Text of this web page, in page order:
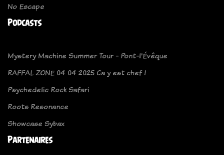
No Escape
Podcasts
Mystery Machine Summer Tour - Pont-l'Évêque
RAFFAL ZONE 04 04 2025 Ca y est chef !
Psychedelic Rock Safari
Roots Resonance
Showcase Sybax
Partenaires